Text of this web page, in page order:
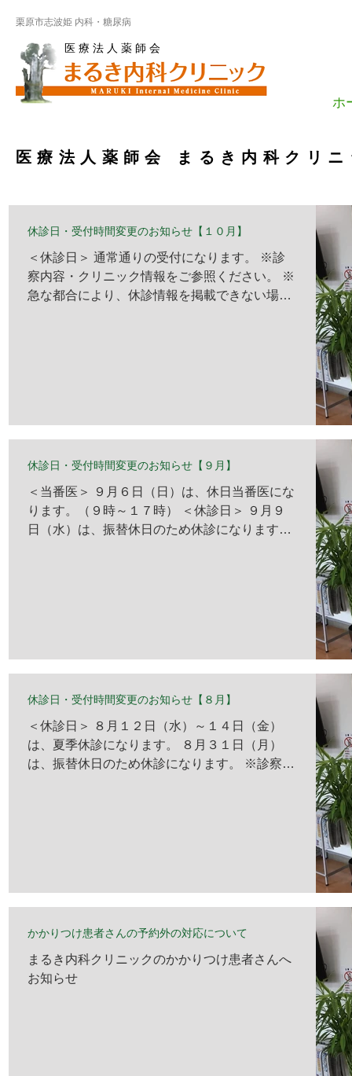
栗原市志波姫 内科・糖尿病
医 療 法 人 薬 師 会
ホ
医療法人薬師会 まるき内科クリ
休診日・受付時間変更のお知らせ【１０月】
＜休診日＞ 通常通りの受付になります。 ※診
察内容・クリニック情報をご参照ください。 ※
急な都合により、休診情報を掲載できない場合
休診日・受付時間変更のお知らせ【９月】
＜当番医＞ ９月６日（日）は、休日当番医にな
ります。（９時～１７時） ＜休診日＞ ９月９
日（水）は、振替休日のため休診になります。
休診日・受付時間変更のお知らせ【８月】
＜休診日＞ ８月１２日（水）～１４日（金）
は、夏季休診になります。 ８月３１日（月）
は、振替休日のため休診になります。 ※診察内
かかりつけ患者さんの予約外の対応について
まるき内科クリニックのかかりつけ患者さんへ
お知らせ